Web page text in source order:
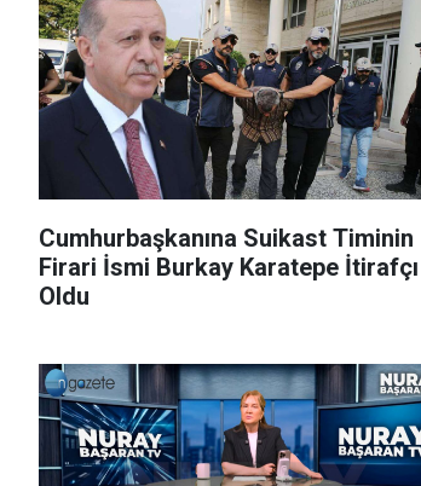
Cumhurbaşkanına Suikast Timinin
Firari İsmi Burkay Karatepe İtirafçı
Oldu